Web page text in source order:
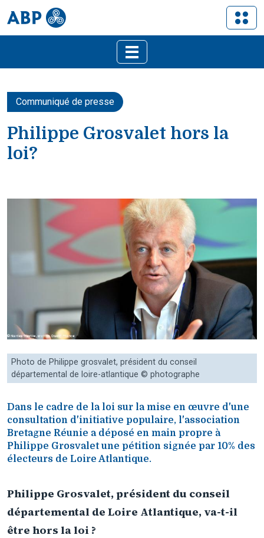
Communiqué de presse
Philippe Grosvalet hors la
loi?
Photo de Philippe grosvalet, président du conseil
départemental de loire-atlantique © photographe
Dans le cadre de la loi sur la mise en œuvre d'une
consultation d'initiative populaire, l'association
Bretagne Réunie a déposé en main propre à
Philippe Grosvalet une pétition signée par 10% des
électeurs de Loire Atlantique.
Philippe Grosvalet, président du conseil
départemental de Loire Atlantique, va-t-il
être hors la loi ?